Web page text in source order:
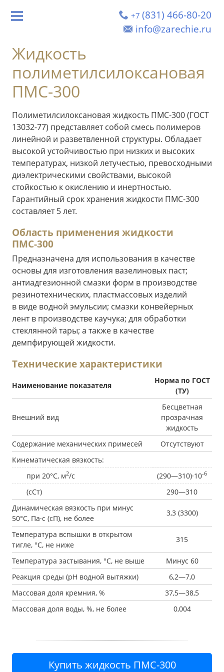
+7 (831) 466-80-20
info@zarechie.ru
Жидкость
полиметилсилоксановая
ПМС-300
Полиметилсилоксановая жидкость ПМС-300 (ГОСТ
13032-77) представляет собой смесь полимеров
линейной и разветвленной структуры. Обладает
высокой устойчивостью при низких и высоких
температурах, низкой летучестью, превосходными
диэлектрическими свойствами, высокой
стойкостью к окислению и инертностью.
Гарантийный срок хранения жидкости ПМС-300
составляет 5 лет.
Область применения жидкости
ПМС-300
Предназначена для использования в качестве
основы для изготовления вазелиновых паст;
антиадгезионной смазки форм в производстве
резинотехнических, пластмассовых изделий
в виде водной эмульсии; смазки конвейерных
лент в производстве каучука; для обработки
стеклянной тары; а также в качестве
демпфирующей жидкости.
Технические характеристики
Наименование показателя
Норма по ГОСТ
(ТУ)
Внешний вид
Бесцветная
прозрачная
жидкость
Содержание механических примесей
Отсутствуют
Кинематическая вязкость:
при 20°С, м2/с (290—310)·10-6
(сСт)
290—310
Динамическая вязкость при минус
50°С, Па·с (сП), не более
3,3 (3300)
Температура вспышки в открытом
тигле, °С, не ниже
315
Температура застывания, °С, не выше
Минус 60
Реакция среды (рН водной вытяжки)
6,2—7,0
Массовая доля кремния, %
37,5—38,5
Массовая доля воды, %, не более
0,004